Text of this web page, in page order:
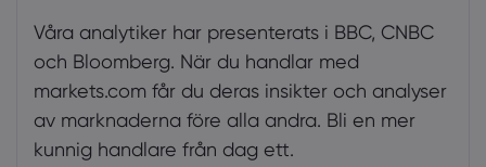
Våra analytiker har presenterats i BBC, CNBC
och Bloomberg. När du handlar med
markets.com får du deras insikter och analyser
av marknaderna före alla andra. Bli en mer
kunnig handlare från dag ett.